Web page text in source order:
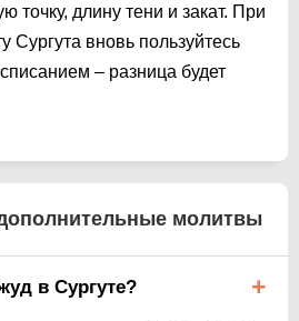
точку, длину тени и закат. При
Сургута вновь пользуйтесь
– разница будет
молитвы
в Сургуте?